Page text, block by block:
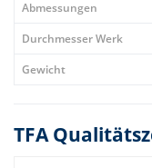
Abmessungen
Durchmesser Werk
Gewicht
TFA